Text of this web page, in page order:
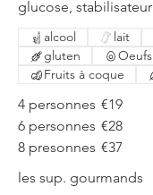
4 personnes €19
6 personnes €28
8 presonnes €37
alcool lait
gluten
Oeufs
Fruits à coque
les sup. gourmands